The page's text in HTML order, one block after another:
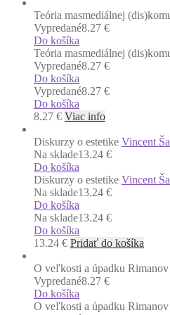
Teória masmediálnej
Vypredané8.27 €
Do košíka
Teória masmediálnej
Vypredané8.27 €
Do košíka
Vypredané8.27 €
Do košíka
8.27 € Viac info
Diskurzy o estetike Vincent
Na sklade13.24 €
Do košíka
Diskurzy o estetike Vincent
Na sklade13.24 €
Do košíka
Na sklade13.24 €
Do košíka
13.24 € Pridať do košíka
O veľkosti a úpadku Rimanov
Vypredané8.27 €
Do košíka
O veľkosti a úpadku Rimanov